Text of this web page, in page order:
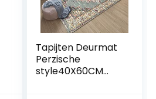
Tapijten Deurmat
Perzische
style40X60CM